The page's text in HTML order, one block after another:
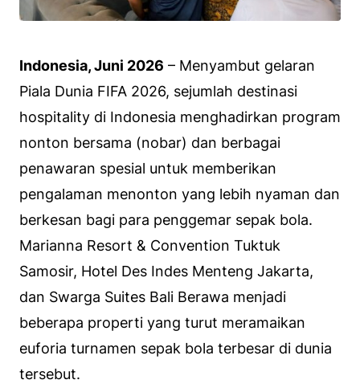
Indonesia, Juni 2026 – Menyambut gelaran
Piala Dunia FIFA 2026, sejumlah destinasi
hospitality di Indonesia menghadirkan program
nonton bersama (nobar) dan berbagai
penawaran spesial untuk memberikan
pengalaman menonton yang lebih nyaman dan
berkesan bagi para penggemar sepak bola.
Marianna Resort & Convention Tuktuk
Samosir, Hotel Des Indes Menteng Jakarta,
dan Swarga Suites Bali Berawa menjadi
beberapa properti yang turut meramaikan
euforia turnamen sepak bola terbesar di dunia
tersebut.